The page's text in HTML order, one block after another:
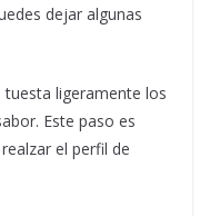
dejar algunas
tuesta ligeramente los
Este paso es
el perfil de